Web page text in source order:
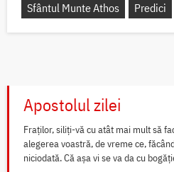
Sfântul Munte Athos
Predici
Apostolul zilei
Fraților, siliți-vă cu atât mai mult să
alegerea voastră, de vreme ce,
niciodată. Că așa vi se va da cu